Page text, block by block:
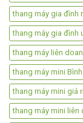
thang máy gia đình
thang máy gia đình
thang máy liên
thang máy mini
thang máy mini giá
thang máy mini liên